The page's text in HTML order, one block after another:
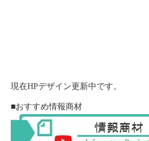
現在HPデザイン更新中です。
■おすすめ情報商材